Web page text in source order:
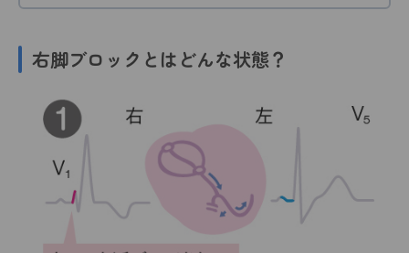
右脚ブロック とはどんな状態？